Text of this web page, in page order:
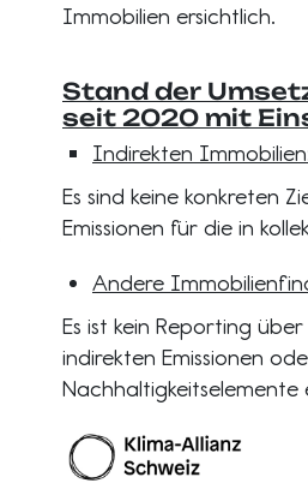
Immobilien ersichtlich.
Stand der
seit 2020 mit
Indirekten
Es sind keine konkreten
Emissionen für die in
Andere
Es ist kein Reporting
indirekten Emissionen
Nachhaltigkeitselemente